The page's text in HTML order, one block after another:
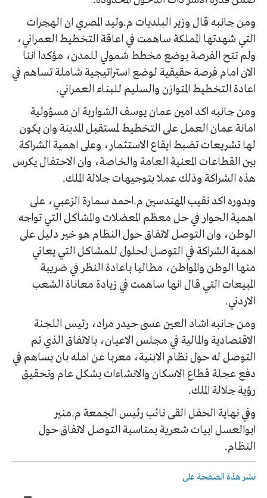
ومن جانبه قال وزير البلديات م.وليد المصري ان الهجرات
التي شهدتها المملكة ساهمت في اعاقة التخطيط العمراني،
ولم تتح الفرصة بوضع مخطط شمولي للمدن، مؤكدا اننا
الان امام فرصة حقيقية لوضع استراتيجية شاملة تساهم في
اعادة التخطيط المتوازن والسليم للبناء العمراني.
ومن جانبه اكد امين عمان يوسف الشواربة ان مسؤولية
امانة عمان العمل على التخطيط لمستقبل المدينة وان يكون
لها تشريعات تضبط ايقاع الاستثمار، وعلى اهمية الشراكة
بين القطاعات المعنية العامة والخاصة، وان الاحتفال يكرس
هذه الشراكة وذلك عملا بتوجيهات جلالة الملك.
وبدوره اكد نقيب المهندسين م.احمد سمارة الزعبي، على
اهمية الحوار في حل معظم المعضلات والمشاكل التي تواجه
الوطن، وان التوصل لاتفاق حول النظام هو خير دليل على
اهمية الشراكة في التوصل لحلول للمشاكل التي يعاني
منها الوطن والمواطن، مطالبا باعادة النظر في ضريبة
المبيعات التي قال انها ساهمت في زيادة معاناة الشعب
الاردني.
ومن جانبه اشاد العين عسى حيدر مراد، رئيس اللجنة
الاقتصادية والمالية في مجلس الاعيان، بالاتفاق الذي تم
التوصل له حول نظام الابنية، معربا عن امله بان يساهم في
دفع عجلة قطاع الاسكان والانشاءات بشكل عام وتحقيق
رؤية جلالة الملك.
وفي نهاية الحفل القى نائب رئيس الجمعة م.منير
ابوالعسل ابيات شعرية بمناسبة التوصل لاتفاق حول
النظام.
نشر هذة الصفحة على